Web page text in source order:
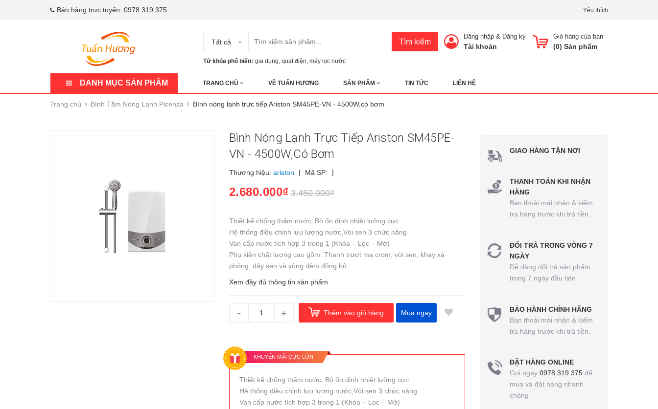
Bán hàng trực tuyến: 0978 319 375 Yêu thích
Tất cả Tìm kiếm
Từ khóa phổ biến: gia dụng, quạt điện, máy lọc nước
Giỏ hàng của bạn
(0) Sản phẩm
Đăng nhập & Đăng ký
Tài khoản
DANH MỤC SẢN PHẨM TRANG CHỦ VỀ TUẤN HƯƠNG SẢN PHẨM TIN TỨC LIÊN HỆ
Trang chủ Bình Tắm Nóng Lạnh Picenza Bình nóng lạnh trực tiếp Ariston SM45PE-VN - 4500W,có bơm
Bình Nóng Lạnh Trực Tiếp Ariston SM45PE-
VN - 4500W,có Bơm
Thương hiệu: ariston | Mã SP: |
2.680.000₫ 3.450.000₫
Thiết kế chống thấm nước, Bộ ổn định nhiệt lưỡng cực
Hệ thống điều chỉnh lưu lượng nước,Vòi sen 3 chức năng
Van cấp nước tích hợp 3 trong 1 (Khóa – Lọc – Mở)
Phụ kiện chất lượng cao gồm: Thanh trượt mạ crom, vòi sen, khay xà
phòng, dây sen và vòng đệm đồng bộ
Xem đầy đủ thông tin sản phẩm
- + Thêm vào giỏ hàng Mua ngay
KHUYẾN MÃI CỰC LỚN
Thiết kế chống thấm nước, Bộ ổn định nhiệt lưỡng cực
Hệ thống điều chỉnh lưu lượng nước,Vòi sen 3 chức năng
Van cấp nước tích hợp 3 trong 1 (Khóa – Lọc – Mở)
GIAO HÀNG TẬN NƠI
THANH TOÁN KHI NHẬN
HÀNG
Bạn thoải mái nhận & kiểm
tra hàng trước khi trả tiền.
ĐỔI TRẢ TRONG VÒNG 7
NGÀY
Dễ dàng đổi trả sản phẩm
trong 7 ngày đầu tiên
BẢO HÀNH CHÍNH HÃNG
Bạn thoải mái nhận & kiểm
tra hàng trước khi trả tiền.
ĐẶT HÀNG ONLINE
Gọi ngay 0978 319 375để
mua và đặt hàng nhanh
chóng